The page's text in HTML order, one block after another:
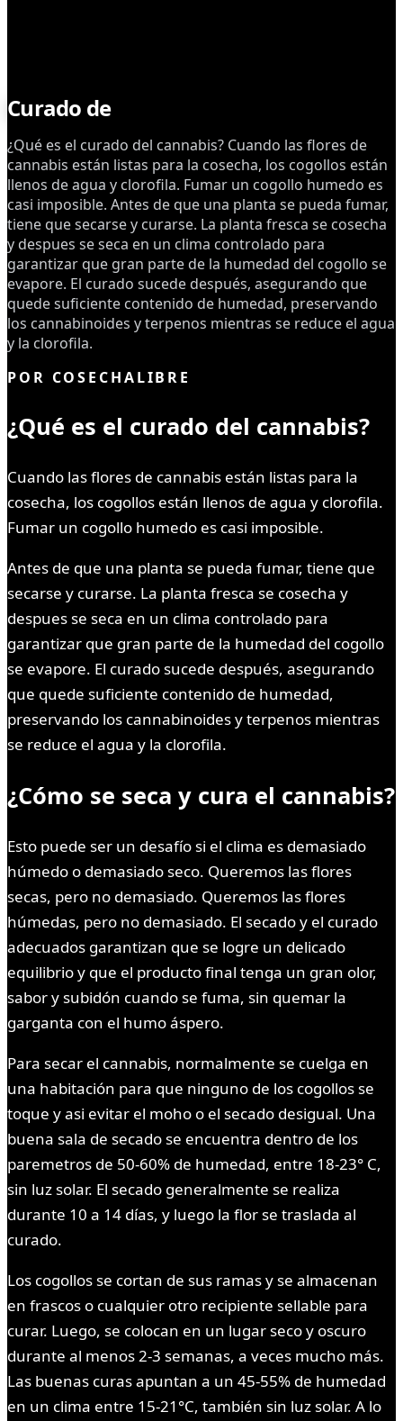
Curado de
¿Qué es el curado del cannabis? Cuando las flores de
cannabis están listas para la cosecha, los cogollos están
llenos de agua y clorofila. Fumar un cogollo humedo es
casi imposible. Antes de que una planta se pueda fumar,
tiene que secarse y curarse. La planta fresca se cosecha
y despues se seca en un clima controlado para
garantizar que gran parte de la humedad del cogollo se
evapore. El curado sucede después, asegurando que
quede suficiente contenido de humedad, preservando
los cannabinoides y terpenos mientras se reduce el agua
y la clorofila.
POR COSECHALIBRE
¿Qué es el curado del cannabis?
Cuando las flores de cannabis están listas para la
cosecha, los cogollos están llenos de agua y clorofila.
Fumar un cogollo humedo es casi imposible.
Antes de que una planta se pueda fumar, tiene que
secarse y curarse. La planta fresca se cosecha y
despues se seca en un clima controlado para
garantizar que gran parte de la humedad del cogollo
se evapore. El curado sucede después, asegurando
que quede suficiente contenido de humedad,
preservando los cannabinoides y terpenos mientras
se reduce el agua y la clorofila.
¿Cómo se seca y cura el cannabis?
Esto puede ser un desafío si el clima es demasiado
húmedo o demasiado seco. Queremos las flores
secas, pero no demasiado. Queremos las flores
húmedas, pero no demasiado. El secado y el curado
adecuados garantizan que se logre un delicado
equilibrio y que el producto final tenga un gran olor,
sabor y subidón cuando se fuma, sin quemar la
garganta con el humo áspero.
Para secar el cannabis, normalmente se cuelga en
una habitación para que ninguno de los cogollos se
toque y asi evitar el moho o el secado desigual. Una
buena sala de secado se encuentra dentro de los
paremetros de 50-60% de humedad, entre 18-23° C,
sin luz solar. El secado generalmente se realiza
durante 10 a 14 días, y luego la flor se traslada al
curado.
Los cogollos se cortan de sus ramas y se almacenan
en frascos o cualquier otro recipiente sellable para
curar. Luego, se colocan en un lugar seco y oscuro
durante al menos 2-3 semanas, a veces mucho más.
Las buenas curas apuntan a un 45-55% de humedad
en un clima entre 15-21°C, también sin luz solar. A lo